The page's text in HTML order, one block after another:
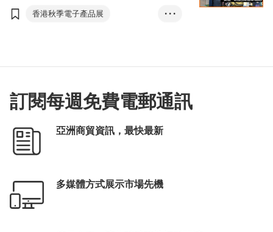
香港秋季電子產品展
• • •
訂閱每週免費電郵通訊
亞洲商貿資訊，最快最新
多媒體方式展示市場先機